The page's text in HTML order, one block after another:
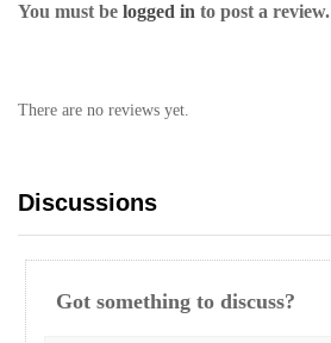
You must be logged in to post a review.
There are no reviews yet.
Discussions
Got something to discuss?